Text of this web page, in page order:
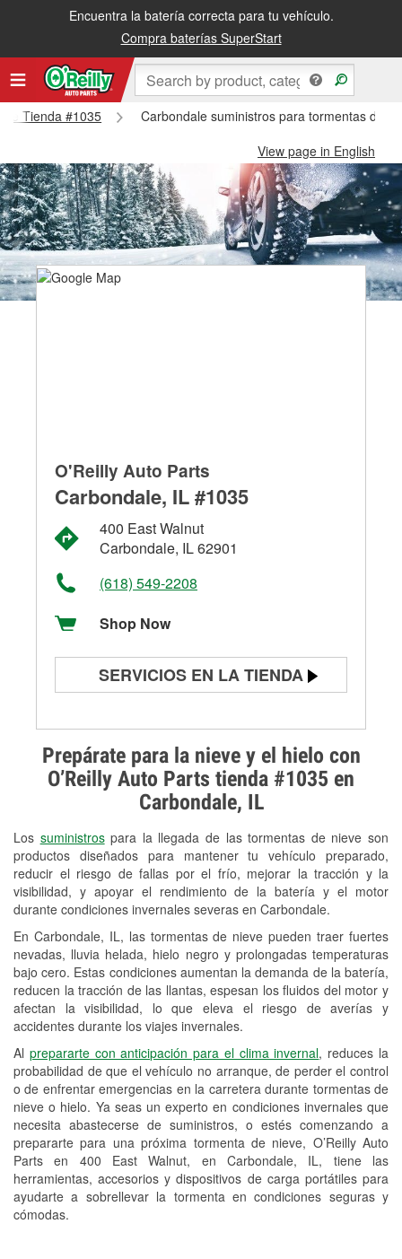
Encuentra la batería correcta para tu vehículo.
Compra baterías SuperStart
Tienda #1035
Carbondale suministros para tormentas de
View page in English
Prepárate para la nieve y el hielo con
O’Reilly Auto Parts tienda #1035 en
Carbondale, IL
Los suministrospara la llegada de las tormentas de nieve son
productos diseñados para mantener tu vehículo preparado,
reducir el riesgo de fallas por el frío, mejorar la tracción y la
visibilidad, y apoyar el rendimiento de la batería y el motor
durante condiciones invernales severas en Carbondale.
En Carbondale, IL, las tormentas de nieve pueden traer fuertes
nevadas, lluvia helada, hielo negro y prolongadas temperaturas
bajo cero. Estas condiciones aumentan la demanda de la batería,
reducen la tracción de las llantas, espesan los fluidos del motor y
afectan la visibilidad, lo que eleva el riesgo de averías y
accidentes durante los viajes invernales.
Al prepararte con anticipación para el clima invernal, reduces la
probabilidad de que el vehículo no arranque, de perder el control
o de enfrentar emergencias en la carretera durante tormentas de
nieve o hielo. Ya seas un experto en condiciones invernales que
necesita abastecerse de suministros, o estés comenzando a
prepararte para una próxima tormenta de nieve, O’Reilly Auto
Parts en 400 East Walnut, en Carbondale, IL, tiene las
herramientas, accesorios y dispositivos de carga portátiles para
ayudarte a sobrellevar la tormenta en condiciones seguras y
cómodas.
O'Reilly Auto Parts
Carbondale, IL #1035
400 East Walnut
Carbondale, IL 62901
(618) 549-2208
Shop Now
SERVICIOS EN LA TIENDA
Prueba de alternadores y
arrancadores
Revisión de la luz "Check Engine"
Reciclaje de baterías y aceite
Instalación de bombillas de faros
Instalación de limpiaparabrisas
Programa de Préstamo de
Herramientas
Rectificación de tambores y discos de
freno
Snowstorm Supplies
Tornado Supplies
Conoce más